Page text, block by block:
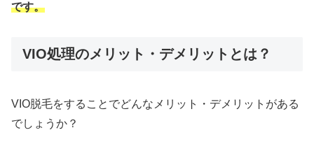
です。
VIO処理のメリット・デメリットとは？
VIO脱毛をすることでどんなメリット・デメリットがある
でしょうか？